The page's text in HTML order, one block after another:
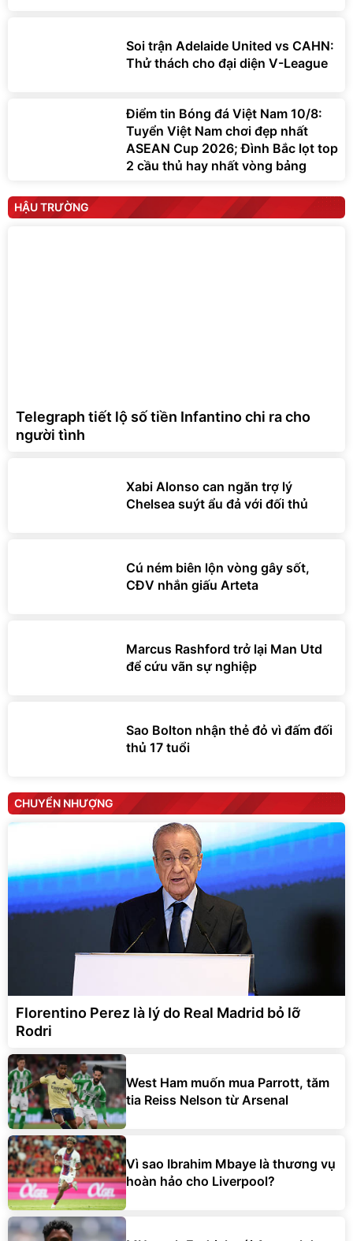
Soi trận Adelaide United vs CAHN:
Thử thách cho đại diện V-League
Điểm tin Bóng đá Việt Nam 10/8:
Tuyển Việt Nam chơi đẹp nhất
ASEAN Cup 2026; Đình Bắc lọt top
2 cầu thủ hay nhất vòng bảng
HẬU TRƯỜNG
Telegraph tiết lộ số tiền Infantino chi ra cho
người tình
Xabi Alonso can ngăn trợ lý
Chelsea suýt ẩu đả với đối thủ
Cú ném biên lộn vòng gây sốt,
CĐV nhắn giấu Arteta
Marcus Rashford trở lại Man Utd
để cứu vãn sự nghiệp
Sao Bolton nhận thẻ đỏ vì đấm đối
thủ 17 tuổi
CHUYỂN NHƯỢNG
Florentino Perez là lý do Real Madrid bỏ lỡ
Rodri
West Ham muốn mua Parrott, tăm
tia Reiss Nelson từ Arsenal
Vì sao Ibrahim Mbaye là thương vụ
hoàn hảo cho Liverpool?